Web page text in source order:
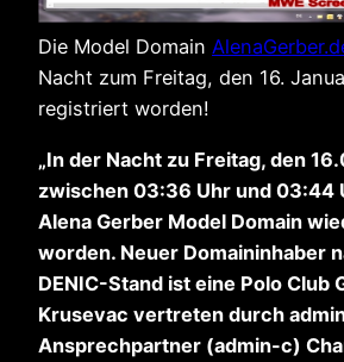
Die Model Domain
Nacht zum Freitag, den 16.
registriert worden!
„In der Nacht zu Freitag, den
zwischen 03:36 Uhr und 03:44
Alena Gerber Model Domain
worden. Neuer Domaininhaber
DENIC-Stand ist eine Polo Club
Krusevac vertreten durch
Ansprechpartner (admin-c)